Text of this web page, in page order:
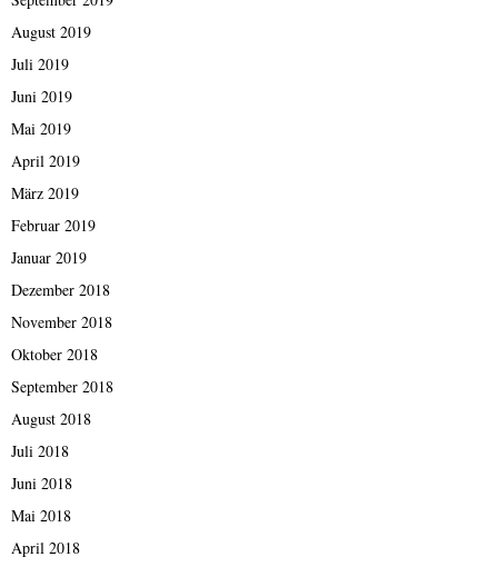
August 2019
Juli 2019
Juni 2019
Mai 2019
April 2019
März 2019
Februar 2019
Januar 2019
Dezember 2018
November 2018
Oktober 2018
September 2018
August 2018
Juli 2018
Juni 2018
Mai 2018
April 2018